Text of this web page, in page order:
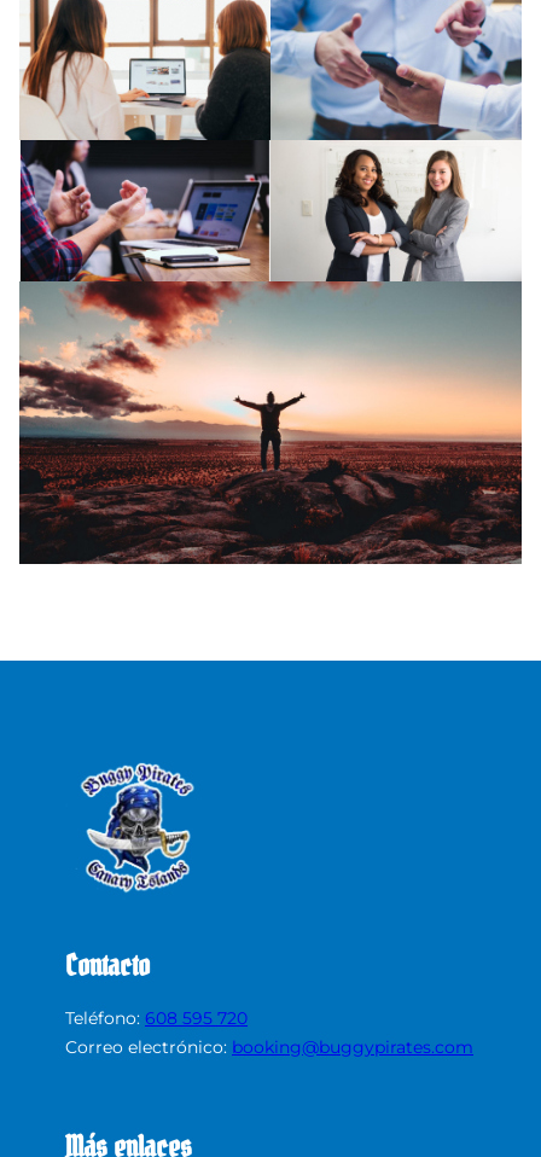
Contacto
Teléfono: 608 595 720
Correo electrónico: booking@buggypirates.com
Más enlaces